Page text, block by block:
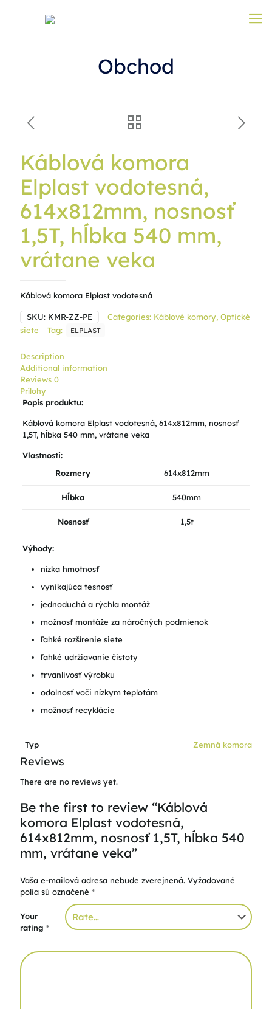
Obchod
Káblová komora
Elplast vodotesná,
614x812mm, nosnosť
1,5T, hĺbka 540 mm,
vrátane veka
Káblová komora Elplast vodotesná
SKU: KMR-ZZ-PE Categories: Káblové komory, Optické
siete
Tag: ELPLAST
Description
Additional information
Reviews 0
Prílohy
Popis produktu:
Káblová komora Elplast vodotesná, 614x812mm, nosnosť
1,5T, hĺbka 540 mm, vrátane veka
Vlastnosti:
Rozmery
614x812mm
Hĺbka 540mm
Nosnosť 1,5t
Výhody:
nízka hmotnosť
vynikajúca tesnosť
jednoduchá a rýchla montáž
možnosť montáže za náročných podmienok
ľahké rozšírenie siete
ľahké udržiavanie čistoty
trvanlivosť výrobku
odolnosť voči nízkym teplotám
možnosť recyklácie
Typ Zemná komora
Reviews
There are no reviews yet.
Be the first to review “Káblová
komora Elplast vodotesná,
614x812mm, nosnosť 1,5T, hĺbka 540
mm, vrátane veka”
Vaša e-mailová adresa nebude zverejnená. Vyžadované
polia sú označené *
Your
rating *